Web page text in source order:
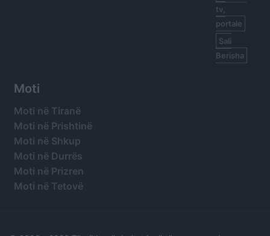
tv,
portale
Sali
Berisha
Moti
Moti në Tiranë
Moti në Prishtinë
Moti në Shkup
Moti në Durrës
Moti në Prizren
Moti në Tetovë